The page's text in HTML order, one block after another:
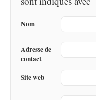
Nom
Adresse de
contact
Site web